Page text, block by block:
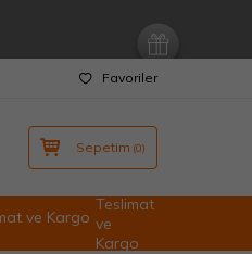
Favoriler
Sepetim (0)
Teslimat
ve
Kargo